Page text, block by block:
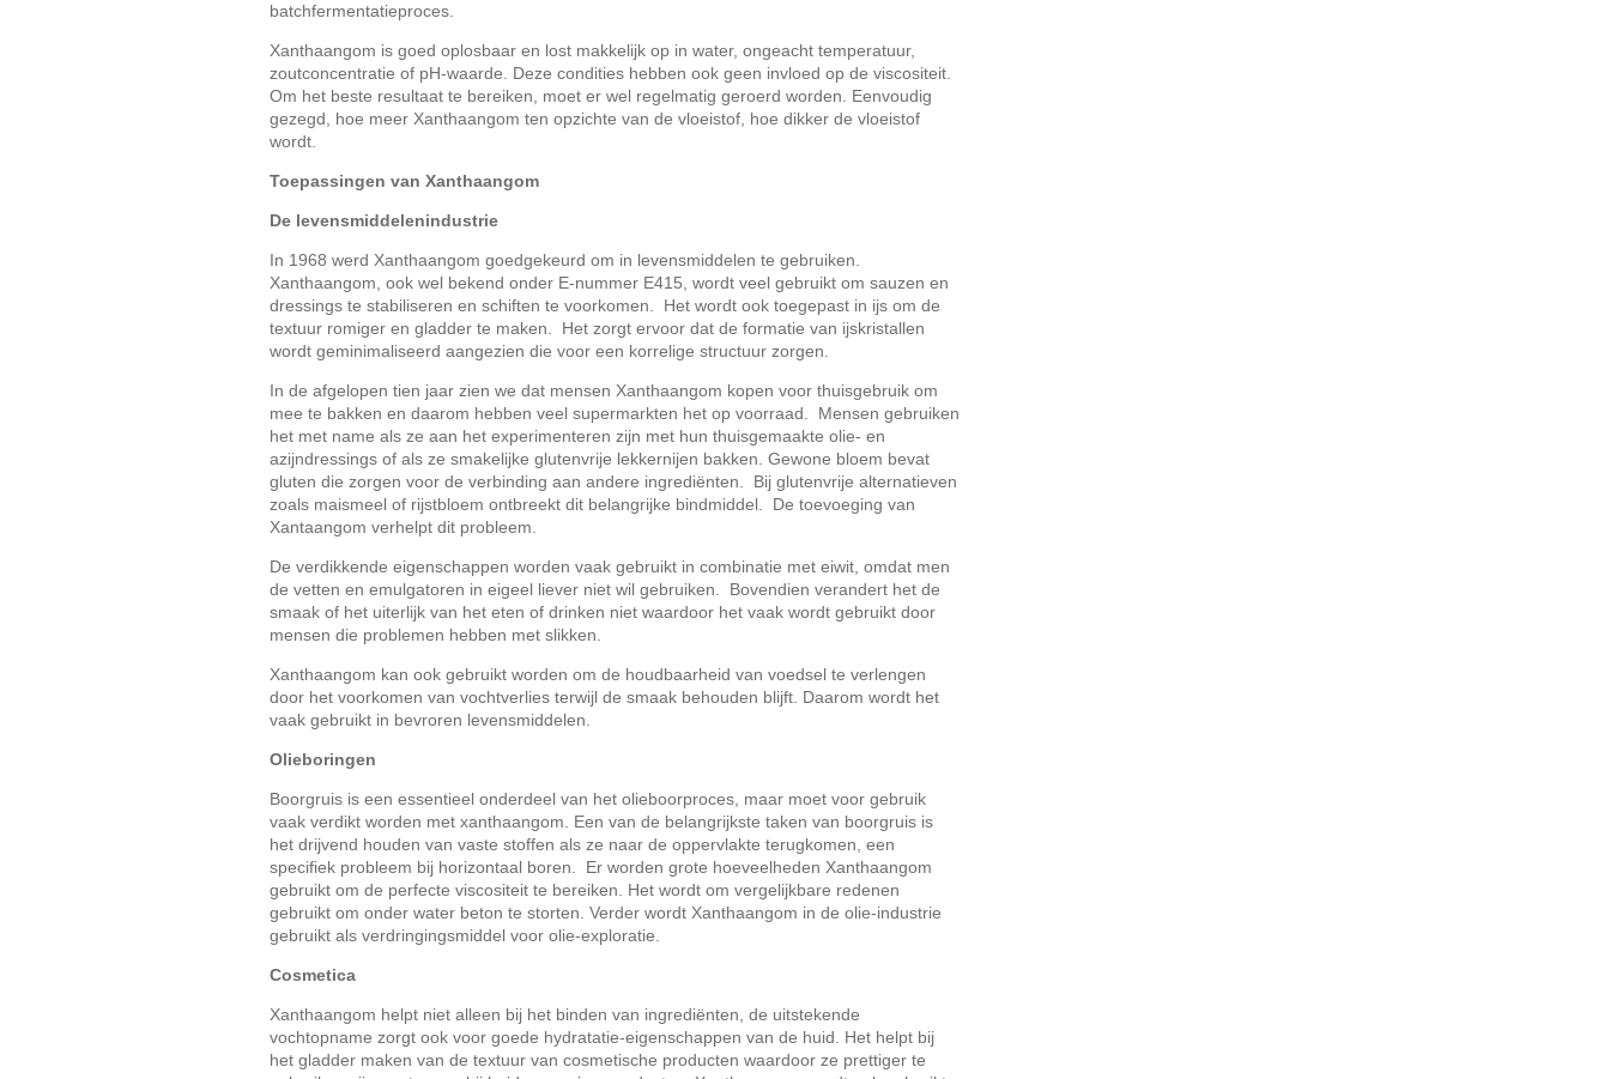
batchfermentatieproces.
Xanthaangom is goed oplosbaar en lost makkelijk op in water, ongeacht temperatuur,
zoutconcentratie of pH-waarde. Deze condities hebben ook geen invloed op de viscositeit.
Om het beste resultaat te bereiken, moet er wel regelmatig geroerd worden. Eenvoudig
gezegd, hoe meer Xanthaangom ten opzichte van de vloeistof, hoe dikker de vloeistof
wordt.
Toepassingen van Xanthaangom
De levensmiddelenindustrie
In 1968 werd Xanthaangom goedgekeurd om in levensmiddelen te gebruiken.
Xanthaangom, ook wel bekend onder E-nummer E415, wordt veel gebruikt om sauzen en
dressings te stabiliseren en schiften te voorkomen. Het wordt ook toegepast in ijs om de
textuur romiger en gladder te maken. Het zorgt ervoor dat de formatie van ijskristallen
wordt geminimaliseerd aangezien die voor een korrelige structuur zorgen.
In de afgelopen tien jaar zien we dat mensen Xanthaangom kopen voor thuisgebruik om
mee te bakken en daarom hebben veel supermarkten het op voorraad. Mensen gebruiken
het met name als ze aan het experimenteren zijn met hun thuisgemaakte olie- en
azijndressings of als ze smakelijke glutenvrije lekkernijen bakken. Gewone bloem bevat
gluten die zorgen voor de verbinding aan andere ingrediënten. Bij glutenvrije alternatieven
zoals maismeel of rijstbloem ontbreekt dit belangrijke bindmiddel. De toevoeging van
Xantaangom verhelpt dit probleem.
De verdikkende eigenschappen worden vaak gebruikt in combinatie met eiwit, omdat men
de vetten en emulgatoren in eigeel liever niet wil gebruiken. Bovendien verandert het de
smaak of het uiterlijk van het eten of drinken niet waardoor het vaak wordt gebruikt door
mensen die problemen hebben met slikken.
Xanthaangom kan ook gebruikt worden om de houdbaarheid van voedsel te verlengen
door het voorkomen van vochtverlies terwijl de smaak behouden blijft. Daarom wordt het
vaak gebruikt in bevroren levensmiddelen.
Olieboringen
Boorgruis is een essentieel onderdeel van het olieboorproces, maar moet voor gebruik
vaak verdikt worden met xanthaangom. Een van de belangrijkste taken van boorgruis is
het drijvend houden van vaste stoffen als ze naar de oppervlakte terugkomen, een
specifiek probleem bij horizontaal boren. Er worden grote hoeveelheden Xanthaangom
gebruikt om de perfecte viscositeit te bereiken. Het wordt om vergelijkbare redenen
gebruikt om onder water beton te storten. Verder wordt Xanthaangom in de olie-industrie
gebruikt als verdringingsmiddel voor olie-exploratie.
Cosmetica
Xanthaangom helpt niet alleen bij het binden van ingrediënten, de uitstekende
vochtopname zorgt ook voor goede hydratatie-eigenschappen van de huid. Het helpt bij
het gladder maken van de textuur van cosmetische producten waardoor ze prettiger te